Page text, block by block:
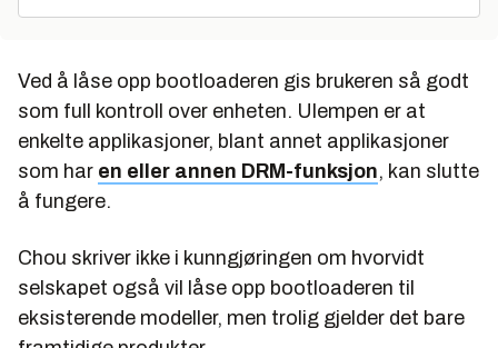
Ved å låse opp bootloaderen gis brukeren så godt
som full kontroll over enheten. Ulempen er at
enkelte applikasjoner, blant annet applikasjoner
som har en eller annen DRM-funksjon, kan slutte
å fungere.
Chou skriver ikke i kunngjøringen om hvorvidt
selskapet også vil låse opp bootloaderen til
eksisterende modeller, men trolig gjelder det bare